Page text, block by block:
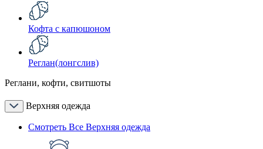
Кофта с капюшоном
Реглан(лонгслив)
Реглани, кофти, свитшоты
Верхняя одежда
Смотреть Все Верхняя одежда